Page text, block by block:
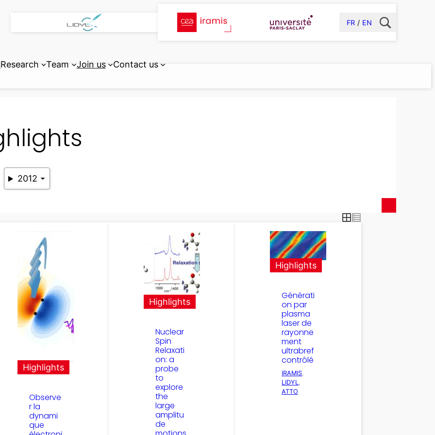
FR EN
Research Team Join us Contact us
2012
Highlights
Observe
r la
dynami
que
Highlights
Nuclear
Spin
Relaxati
on: a
probe
to
explore
the
large
amplitu
de
Highlights
Générati
on par
plasma
laser de
rayonne
ment
ultrabref
contrôlé
IRAMIS
LIDYL
ATTO